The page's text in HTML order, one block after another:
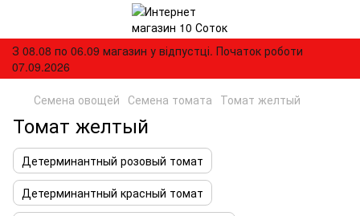
З 08.08 по 06.09 магазин у відпустці. Початок роботи
07.09.2026
Семена овощей Семена томата Томат желтый
Томат желтый
Детерминантный розовый томат
Детерминантный красный томат